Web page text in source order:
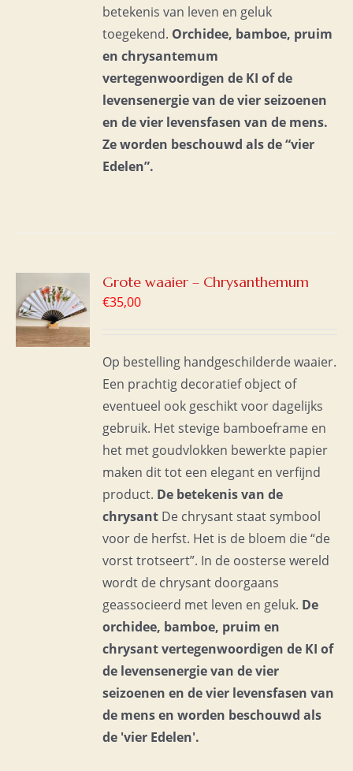
betekenis van leven en geluk
toegekend. Orchidee, bamboe, pruim
en chrysantemum
vertegenwoordigen de KI of de
levensenergie van de vier seizoenen
en de vier levensfasen van de mens.
Ze worden beschouwd als de “vier
Edelen”.
Grote waaier – Chrysanthemum
€35,00
Op bestelling handgeschilderde waaier.
Een prachtig decoratief object of
eventueel ook geschikt voor dagelijks
gebruik. Het stevige bamboeframe en
het met goudvlokken bewerkte papier
maken dit tot een elegant en verfijnd
product. De betekenis van de
chrysant De chrysant staat symbool
voor de herfst. Het is de bloem die “de
vorst trotseert”. In de oosterse wereld
wordt de chrysant doorgaans
geassocieerd met leven en geluk. De
orchidee, bamboe, pruim en
chrysant vertegenwoordigen de KI of
de levensenergie van de vier
seizoenen en de vier levensfasen van
de mens en worden beschouwd als
de 'vier Edelen'.